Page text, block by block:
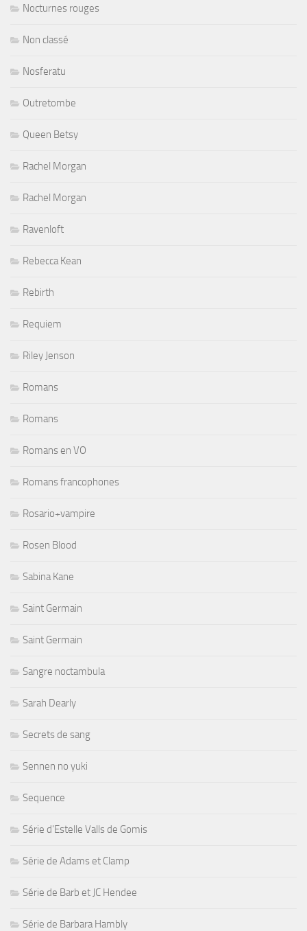
Nocturnes rouges
Non classé
Nosferatu
Outretombe
Queen Betsy
Rachel Morgan
Rachel Morgan
Ravenloft
Rebecca Kean
Rebirth
Requiem
Riley Jenson
Romans
Romans
Romans en VO
Romans francophones
Rosario+vampire
Rosen Blood
Sabina Kane
Saint Germain
Saint Germain
Sangre noctambula
Sarah Dearly
Secrets de sang
Sennen no yuki
Sequence
Série d'Estelle Valls de Gomis
Série de Adams et Clamp
Série de Barb et JC Hendee
Série de Barbara Hambly